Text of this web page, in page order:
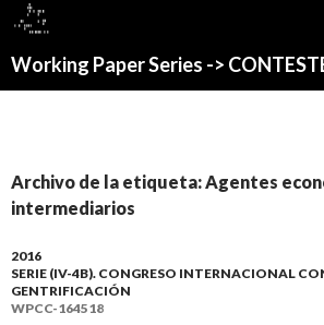
Archivo de la etiqueta: Agentes
intermediarios
2016
SERIE (IV-4B). CONGRESO INTERNACIONAL
GENTRIFICACIÓN
WPCC-164518